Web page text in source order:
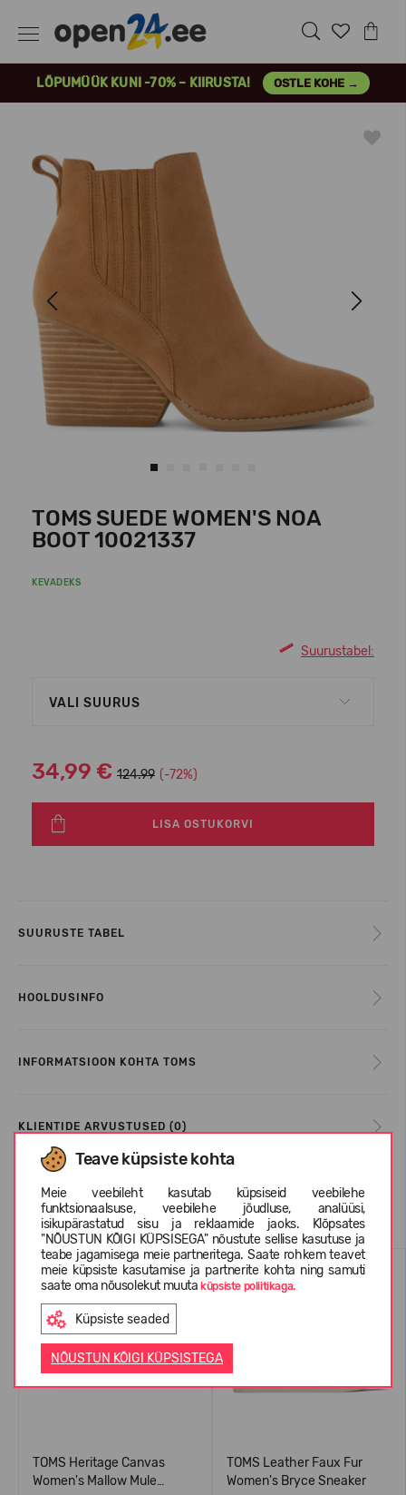
LÕPUMÜÜK KUNI -70% – KIIRUSTA! OSTLE KOHE →
Teave küpsiste kohta
Meie veebileht kasutab küpsiseid veebilehe
funktsionaalsuse, veebilehe jõudluse, analüüsi,
isikupärastatud sisu ja reklaamide jaoks. Klõpsates
"NÕUSTUN KÕIGI KÜPSISEGA" nõustute sellise kasutuse ja
teabe jagamisega meie partneritega. Saate rohkem teavet
meie küpsiste kasutamise ja partnerite kohta ning samuti
saate oma nõusolekut muutaküpsiste poliitikaga.
Küpsiste seaded
NÕUSTUN KÕIGI KÜPSISTEGA
Next
TOMS SUEDE WOMEN'S NOA
BOOT 10021337
KEVADEKS
Suurustabel:
VALI SUURUS
34,99 € 124.99 (-72%)
LISA OSTUKORVI
SUURUSTE TABEL
HOOLDUSINFO
INFORMATSIOON KOHTA TOMS
KLIENTIDE ARVUSTUSED (0)
Sarnased tooted
TOMS Heritage Canvas
Women's Mallow Mule
TOMS Leather Faux Fur
Women's Bryce Sneaker